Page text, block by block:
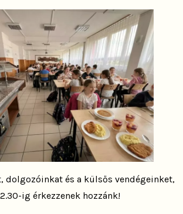
dolgozóinkat és a külsős vendégeinket,
ig érkezzenek hozzánk!